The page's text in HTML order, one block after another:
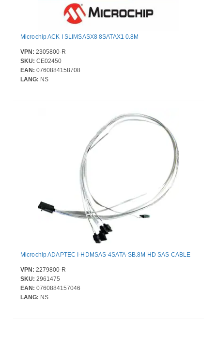
Microchip ACK I SLIMSASX8 8SATAX1 0.8M
VPN: 2305800-R
SKU: CE02450
EAN: 0760884158708
LANG: NS
Microchip ADAPTEC I-HDMSAS-4SATA-SB.8M HD SAS CABLE
VPN: 2279800-R
SKU: 2961475
EAN: 0760884157046
LANG: NS